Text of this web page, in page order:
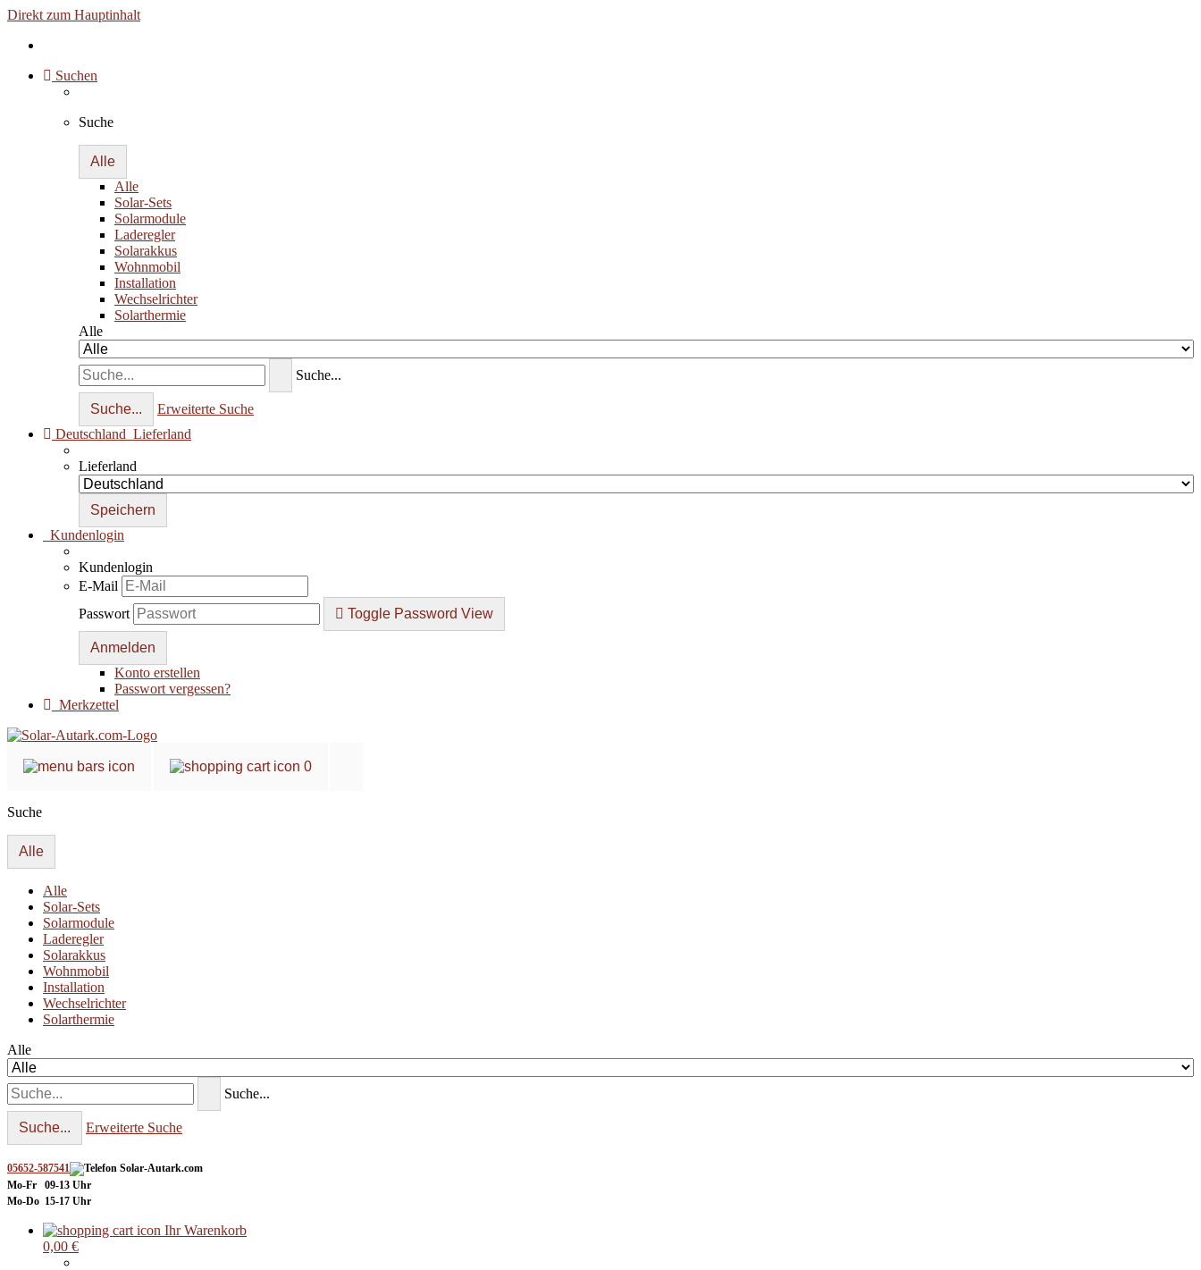
Direkt zum Hauptinhalt
Suchen
Suche
Alle
Alle
Solar-Sets
Solarmodule
Laderegler
Solarakkus
Wohnmobil
Installation
Wechselrichter
Solarthermie
Alle
Suche...
Suche...
Erweiterte Suche
Deutschland Lieferland
Lieferland
Kundenlogin
Kundenlogin
E-Mail
Passwort
Toggle Password View
Konto erstellen
Passwort vergessen?
Merkzettel
0
Suche
Alle
Alle
Solar-Sets
Solarmodule
Laderegler
Solarakkus
Wohnmobil
Installation
Wechselrichter
Solarthermie
Alle
Suche...
Suche... Erweiterte Suche
05652-587541
Mo-Fr 09-13 Uhr
Mo-Do 15-17 Uhr
Ihr Warenkorb
0,00 €